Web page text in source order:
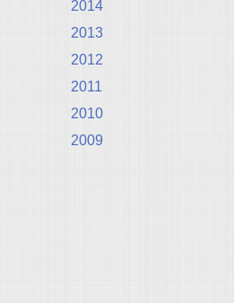
2014
2013
2012
2011
2010
2009